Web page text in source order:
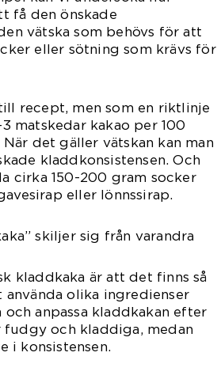
få den önskade
vätska som behövs för att
eller sötning som krävs för
recept, men som en riktlinje
matskedar kakao per 100
det gäller vätskan kan man
kladdkonsistensen. Och
cirka 150-200 gram socker
eller lönnssirap.
skiljer sig från varandra
kladdkaka är att det finns så
olika ingredienser
anpassa kladdkakan efter
fudgy och kladdiga, medan
i konsistensen.